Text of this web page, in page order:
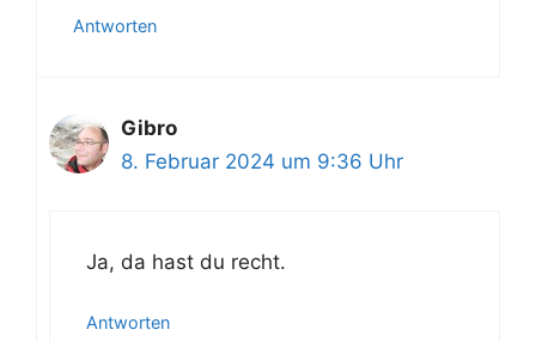
Antworten
Gibro
8. Februar 2024 um 9:36 Uhr
Ja, da hast du recht.
Antworten